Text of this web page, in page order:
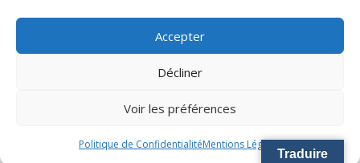
Accepter
Décliner
Voir les préférences
Politique de ConfidentialitéMentions Légales
Traduire